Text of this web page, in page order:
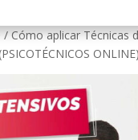
/ Cómo aplicar Técnicas
ONLINE)